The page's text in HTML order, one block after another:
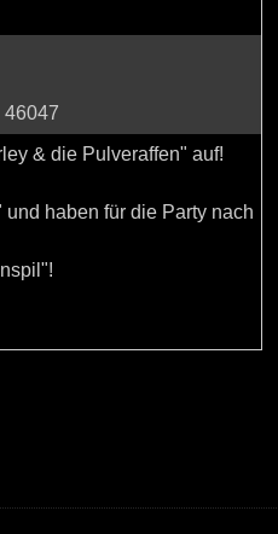
46047
& die Pulveraffen" auf!
haben für die Party nach